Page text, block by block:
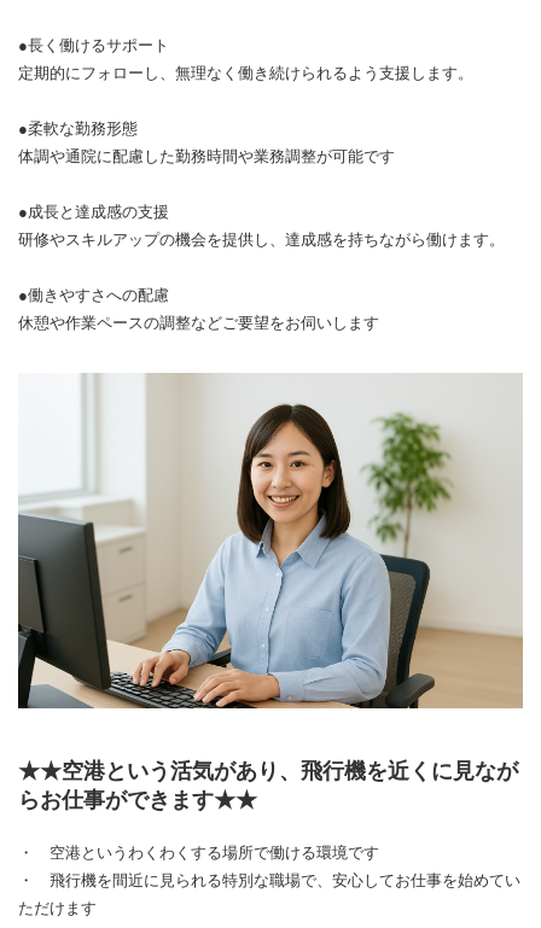
●長く働けるサポート
定期的にフォローし、無理なく働き続けられるよう支援します。
●柔軟な勤務形態
体調や通院に配慮した勤務時間や業務調整が可能です
●成長と達成感の支援
研修やスキルアップの機会を提供し、達成感を持ちながら働けます。
●働きやすさへの配慮
休憩や作業ペースの調整などご要望をお伺いします
★★空港という活気があり、飛行機を近くに見なが
らお仕事ができます★★
・ 空港というわくわくする場所で働ける環境です
・ 飛行機を間近に見られる特別な職場で、安心してお仕事を始めてい
ただけます